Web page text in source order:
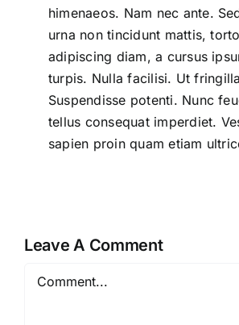
himenaeos. Nam nec ante.
urna non tincidunt mattis,
adipiscing diam, a cursus
turpis. Nulla facilisi. Ut
Suspendisse potenti. Nunc
tellus consequat imperdiet.
sapien proin quam etiam
Leave A Comment